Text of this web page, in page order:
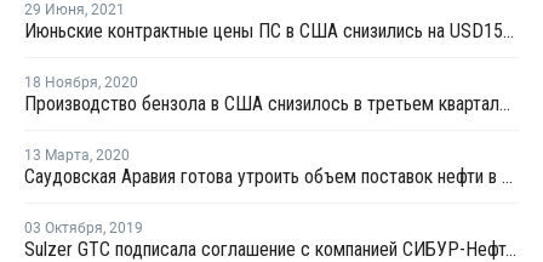
29 Июня, 2021
Июньские контрактные цены ПС в США снизились на USD154-176 за тонну
18 Ноября, 2020
Производство бензола в США снизилось в третьем квартале на 6,4%
13 Марта, 2020
Саудовская Аравия готова утроить объем поставок нефти в Европу по цене USD25 за баррель
03 Октября, 2019
Sulzer GTC подписала соглашение с компанией СИБУР-Нефтехим о сотрудничестве